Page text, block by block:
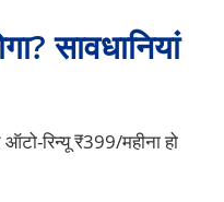
सावधानियां
रिन्यू ₹399/महीना हो